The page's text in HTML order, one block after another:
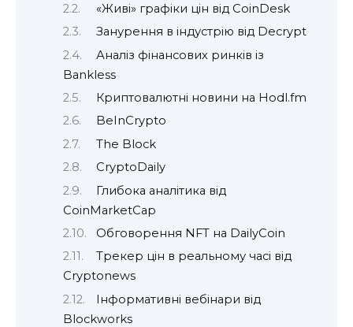
«Живі» графіки цін від CoinDesk
Занурення в індустрію від Decrypt
Аналіз фінансових ринків із
Bankless
Криптовалютні новини на Hodl.fm
BeInCrypto
The Block
CryptoDaily
Глибока аналітика від
CoinMarketCap
Обговорення NFT на DailyCoin
Трекер цін в реальному часі від
Cryptonews
Інформативні вебінари від
Blockworks